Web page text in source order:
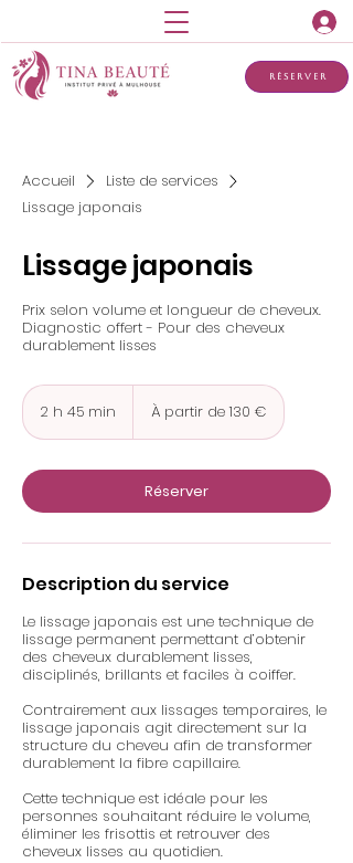
Réserver
Accueil
Liste de services
Lissage japonais
Lissage japonais
Prix selon volume et longueur de cheveux.
Diagnostic offert - Pour des cheveux
durablement lisses
2 h 45 min
4
5
n
partir
euros
À partir de 130 €
Réserver
Description du service
Le lissage japonais est une technique de
lissage permanent permettant d’obtenir
des cheveux durablement lisses,
disciplinés, brillants et faciles à coiffer.
Contrairement aux lissages temporaires, le
lissage japonais agit directement sur la
structure du cheveu afin de transformer
durablement la fibre capillaire.
Cette technique est idéale pour les
personnes souhaitant réduire le volume,
éliminer les frisottis et retrouver des
cheveux lisses au quotidien.